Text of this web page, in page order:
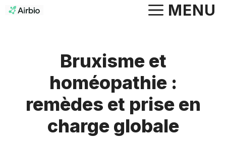
Aller
MENU
Bruxisme et
homéopathie :
remèdes et prise en
charge globale